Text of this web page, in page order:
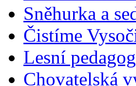
Sněhurka a
Čistíme
Lesní
Chovatelská